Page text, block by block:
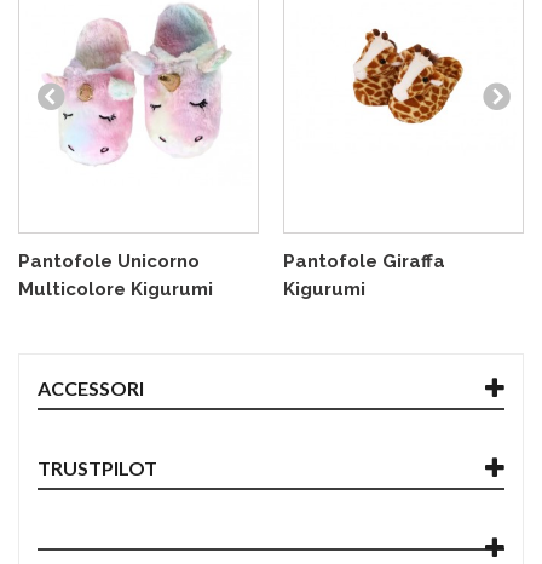
Pantofole Unicorno
Multicolore Kigurumi
Pantofole Giraffa
Kigurumi
ACCESSORI
TRUSTPILOT